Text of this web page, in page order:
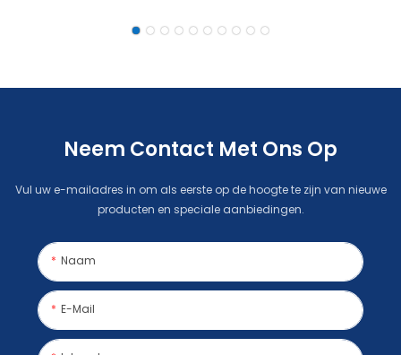
Videoweergave En Wifi.
Foto's En Video's Delen
Neem Contact Met Ons Op
Vul uw e-mailadres in om als eerste op de hoogte te zijn van nieuwe
producten en speciale aanbiedingen.
Naam
E-Mail